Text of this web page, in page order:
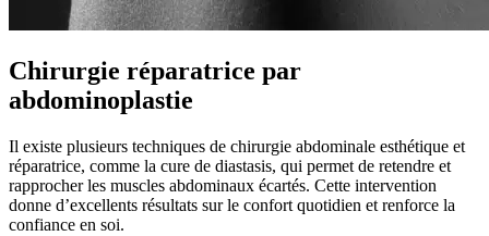
Chirurgie réparatrice par
abdominoplastie
Il existe plusieurs techniques de chirurgie abdominale esthétique et
réparatrice, comme la cure de diastasis, qui permet de retendre et
rapprocher les muscles abdominaux écartés. Cette intervention
donne d’excellents résultats sur le confort quotidien et renforce la
confiance en soi.